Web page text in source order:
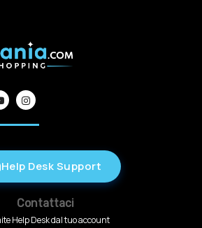
Help Desk Support
Contattaci
Help Desk dal tuo account